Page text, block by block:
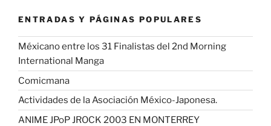
ENTRADAS Y PÁGINAS POPULARES
Méxicano entre los 31 Finalistas del 2nd Morning
International Manga
Comicmana
Actividades de la Asociación México-Japonesa.
ANIME JPoP JROCK 2003 EN MONTERREY